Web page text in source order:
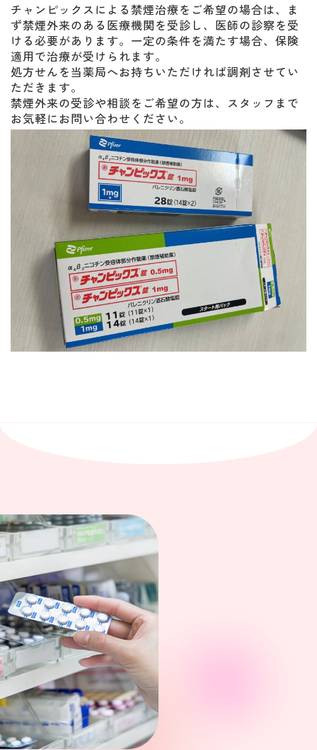
チャンピックスによる禁煙治療をご希望の場合は、ま
ず禁煙外来のある医療機関を受診し、医師の診察を受
ける必要があります。一定の条件を満たす場合、保険
適用で治療が受けられます。
処方せんを当薬局へお持ちいただければ調剤させてい
ただきます。
禁煙外来の受診や相談をご希望の方は、スタッフまで
お気軽にお問い合わせください。